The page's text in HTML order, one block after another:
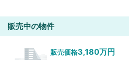
販売中の物件
販売価格3,180万円